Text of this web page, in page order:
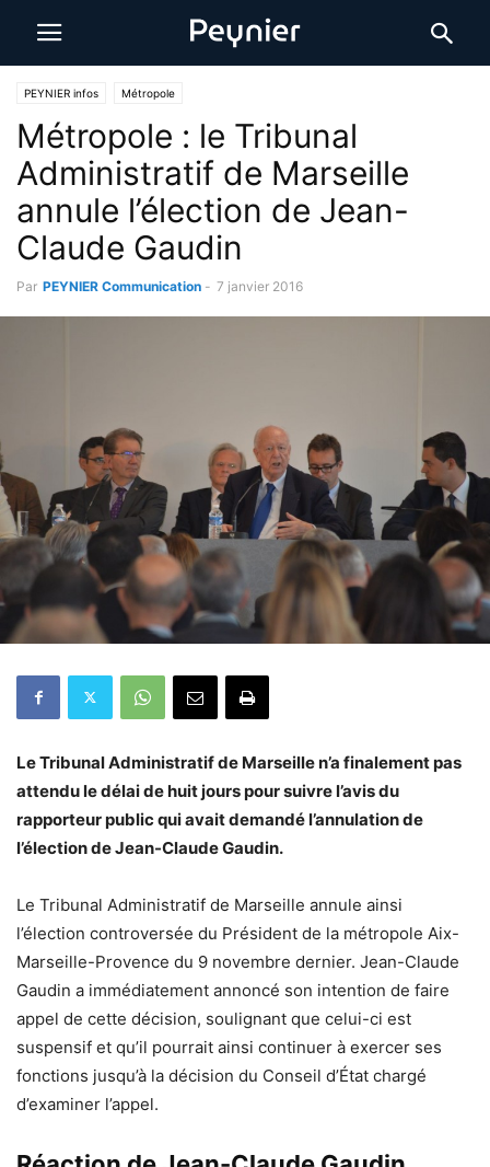
PEYNIER infos Métropole
Métropole : le Tribunal
Administratif de Marseille
annule l’élection de Jean-
Claude Gaudin
Par PEYNIER Communication - 7 janvier 2016
Le Tribunal Administratif de Marseille n’a finalement pas
attendu le délai de huit jours pour suivre l’avis du
rapporteur public qui avait demandé l’annulation de
l’élection de Jean-Claude Gaudin.
Le Tribunal Administratif de Marseille annule ainsi
l’élection controversée du Président de la métropole Aix-
Marseille-Provence du 9 novembre dernier. Jean-Claude
Gaudin a immédiatement annoncé son intention de faire
appel de cette décision, soulignant que celui-ci est
suspensif et qu’il pourrait ainsi continuer à exercer ses
fonctions jusqu’à la décision du Conseil d’État chargé
d’examiner l’appel.